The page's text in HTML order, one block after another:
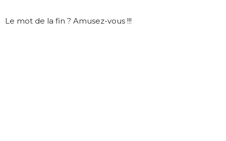
Le mot de la fin ? Amusez-vous !!!